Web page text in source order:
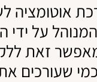
אוטומציה
על
זאת
שעורכים